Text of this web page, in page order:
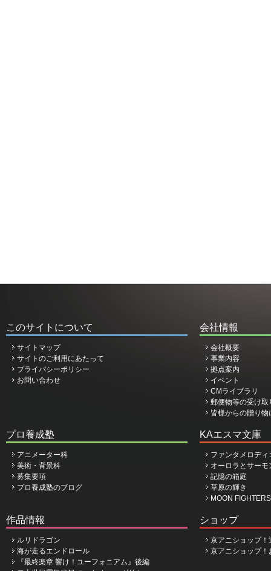
このサイトについて
サイトマップ
サイトのご利用にあたって
プライバシーポリシー
お問い合わせ
会社情報
会社概要
事業内容
拠点案内
イベント
CMライブラリ
郵便物等の受け取
皆様からの贈り
プロ養成塾
アニメーター科
美術・背景科
募集要項
プロ養成塾のブログ
KAエスマ文庫
ファンタメロデ
オーロラとサーモ
記憶の箱庭
草原の輝き
MOON
作品情報
ルリドラゴン
海が走るエンドロール
『最終楽章 響け！ユーフォニアム』後編
ショップ
京アニショップ！
京アニショップ！